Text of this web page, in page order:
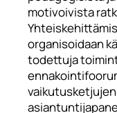
motivoivista
organisoidaan
todettuja